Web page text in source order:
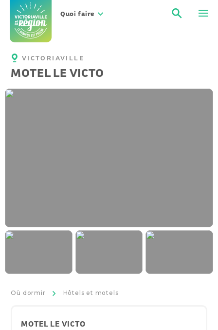
contenu
Quoi faire
VICTORIAVILLE
MOTEL LE VICTO
Où dormir >
Hôtels et motels
MOTEL LE VICTO